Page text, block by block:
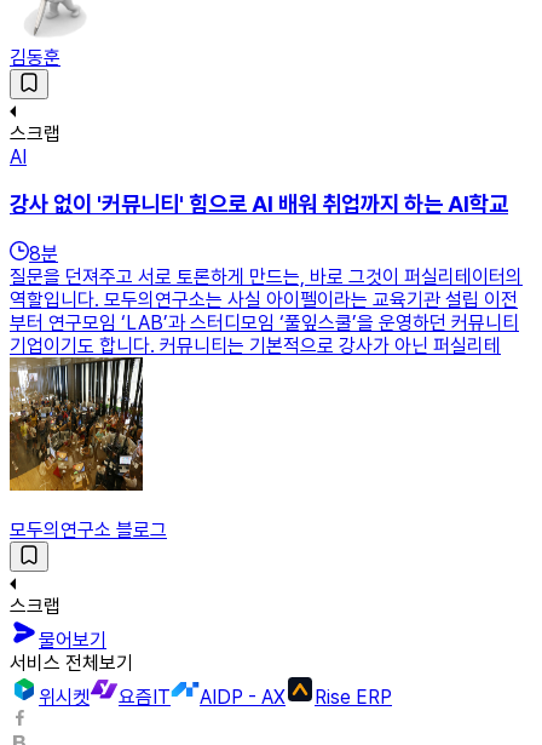
김동훈
스크랩
AI
강사 없이 '커뮤니티' 힘으로 AI 배워 취업까지 하는 AI학교
8분
질문을 던져주고 서로 토론하게 만드는, 바로 그것이 퍼실리테이터의
역할입니다. 모두의연구소는 사실 아이펠이라는 교육기관 설립 이전
부터 연구모임 ‘LAB’과 스터디모임 ‘풀잎스쿨’을 운영하던 커뮤니티
기업이기도 합니다. 커뮤니티는 기본적으로 강사가 아닌 퍼실리테
모두의연구소 블로그
스크랩
물어보기
서비스 전체보기
위시켓
요즘IT AIDP - AX Rise ERP